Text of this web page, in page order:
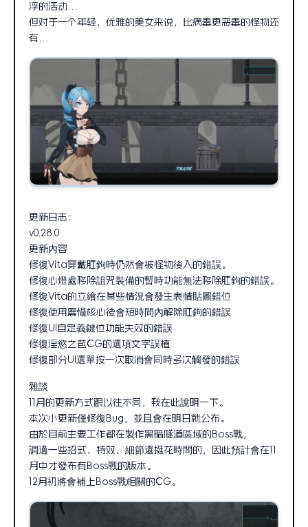
浮的活动…
但对于一个年轻、优雅的美女来说，比病毒更恶毒的怪物还
有…
更新日志：
v0.28.0
更新內容
修復Vita穿戴肛鉤時仍然會被怪物後入的錯誤。
修復心燈處移除詛咒裝備的暫時功能無法移除肛鉤的錯誤。
修復Vita的立繪在某些情況會發生表情貼圖錯位
修復使用震懾核心後會短時間內解除肛鉤的錯誤
修復UI自定義鍵位功能失效的錯誤
修復淫慾之苞CG的選項文字誤植
修復部分UI選單按一次取消會同時多次觸發的錯誤
雜談
11月的更新方式跟以往不同，我在此說明一下。
本次小更新僅修復Bug，並且會在明日就公布。
由於目前主要工作都在製作黑暗隧道區域的Boss戰，
調適一些招式、特效、細節還挺花時間的，因此預計會在11
月中才發布有Boss戰的版本。
12月初將會補上Boss戰相關的CG。